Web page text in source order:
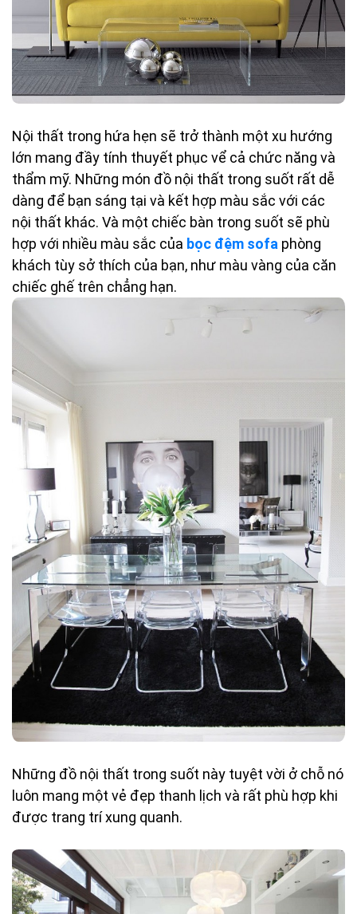
Nội thất trong hứa hẹn sẽ trở thành một xu hướng
lớn mang đầy tính thuyết phục vể cả chức năng và
thẩm mỹ. Những món đồ nội thất trong suốt rất dễ
dàng để bạn sáng tại và kết hợp màu sắc với các
nội thất khác. Và một chiếc bàn trong suốt sẽ phù
hợp với nhiều màu sắc của bọc đệm sofa phòng
khách tùy sở thích của bạn, như màu vàng của căn
chiếc ghế trên chẳng hạn.
Những đồ nội thất trong suốt này tuyệt vời ở chỗ nó
luôn mang một vẻ đẹp thanh lịch và rất phù hợp khi
được trang trí xung quanh.